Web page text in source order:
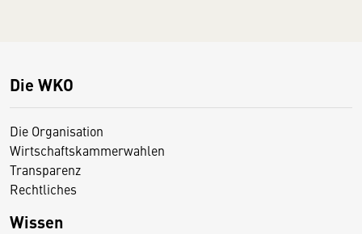
Die WKO
Die Organisation
Wirtschaftskammerwahlen
Transparenz
Rechtliches
Wissen